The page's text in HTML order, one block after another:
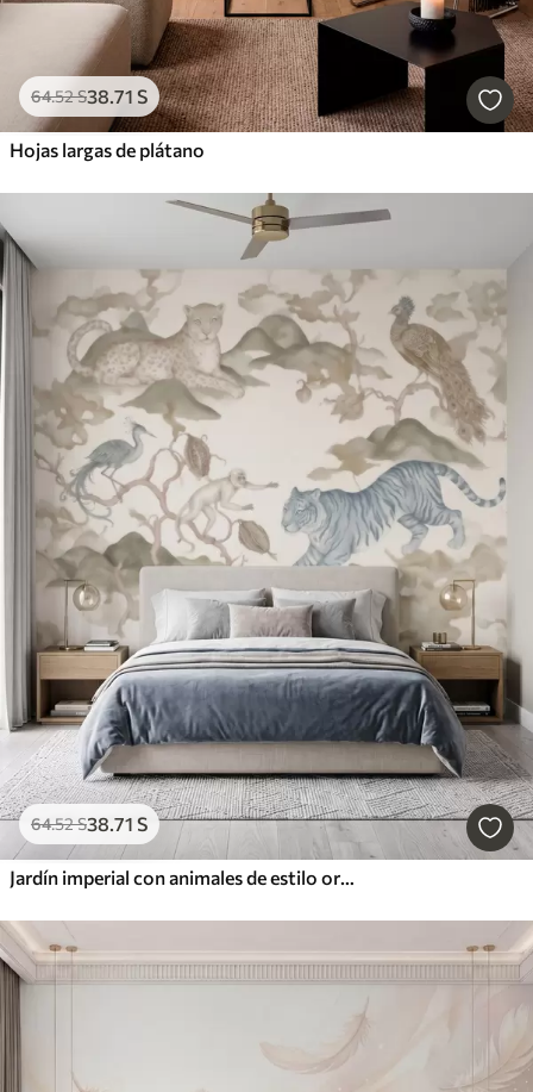
64.52S38.71 S
Hojas largas de plátano
64.52S38.71 S
Jardín imperial con animales de estilo oriental: mono, leopardo, tigre, pavo real y garza